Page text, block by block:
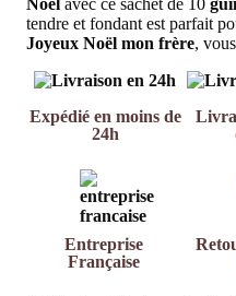
Noël avec ce sachet de 10
tendre et fondant est parfait
Joyeux Noël mon frère,
Expédié en moins de
24h
Entreprise
Française